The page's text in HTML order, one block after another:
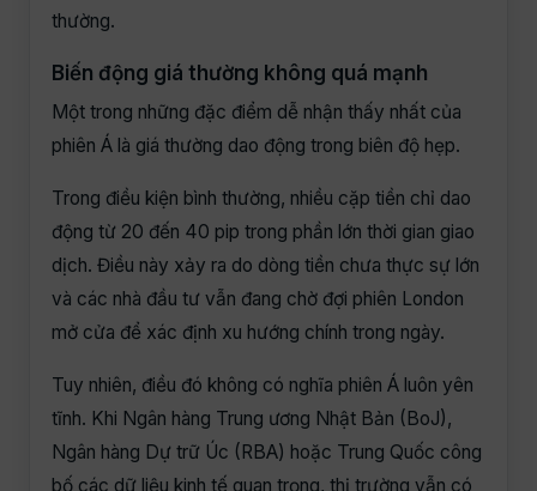
thường.
Biến động giá thường không quá mạnh
Một trong những đặc điểm dễ nhận thấy nhất của
phiên Á là giá thường dao động trong biên độ hẹp.
Trong điều kiện bình thường, nhiều cặp tiền chỉ dao
động từ 20 đến 40 pip trong phần lớn thời gian giao
dịch. Điều này xảy ra do dòng tiền chưa thực sự lớn
và các nhà đầu tư vẫn đang chờ đợi phiên London
mở cửa để xác định xu hướng chính trong ngày.
Tuy nhiên, điều đó không có nghĩa phiên Á luôn yên
tĩnh. Khi Ngân hàng Trung ương Nhật Bản (BoJ),
Ngân hàng Dự trữ Úc (RBA) hoặc Trung Quốc công
bố các dữ liệu kinh tế quan trọng, thị trường vẫn có